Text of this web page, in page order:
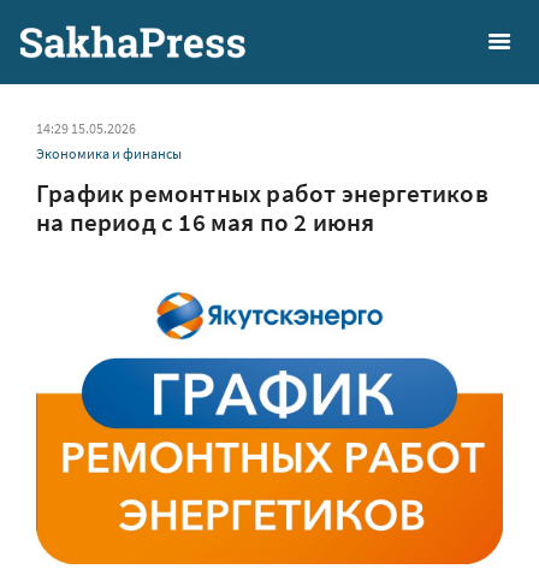
14:29 15.05.2026
Экономика и финансы
График ремонтных работ энергетиков
на период с 16 мая по 2 июня